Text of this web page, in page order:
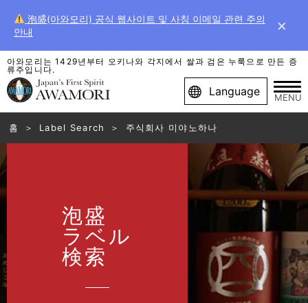
泡盛(아와모리) 공식 웹사이트 및 사칭 이메일 관련 주의
안내
×
아와모리는 1429년부터 오키나와 각지에서 쌀과 검은 누룩으로 만든 증
류주입니다.
Language MENU
홈 Label Search 주식회사 미야노하나
泡盛
ラベル
検索